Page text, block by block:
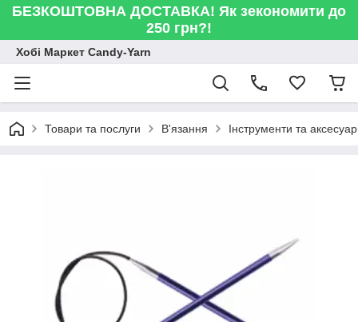
БЕЗКОШТОВНА ДОСТАВКА! Як зекономити до
250 грн?!
Хобі Маркет Candy-Yarn
Товари та послуги В'язання Інструменти та